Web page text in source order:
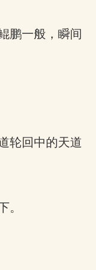
鹏一般，瞬间
轮回中的天道
。